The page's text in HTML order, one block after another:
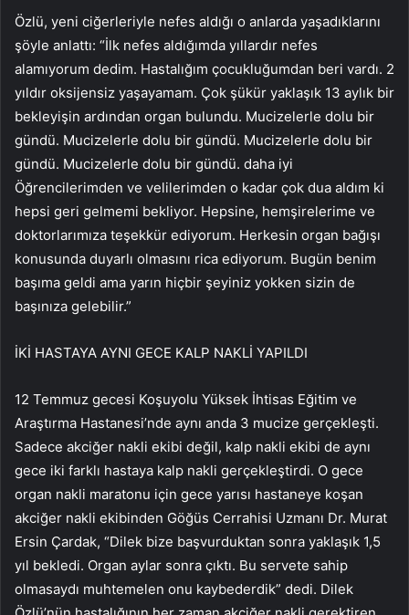
Özlü, yeni ciğerleriyle nefes aldığı o anlarda yaşadıklarını
şöyle anlattı: “İlk nefes aldığımda yıllardır nefes
alamıyorum dedim. Hastalığım çocukluğumdan beri vardı. 2
yıldır oksijensiz yaşayamam. Çok şükür yaklaşık 13 aylık bir
bekleyişin ardından organ bulundu. Mucizelerle dolu bir
gündü. Mucizelerle dolu bir gündü. Mucizelerle dolu bir
gündü. Mucizelerle dolu bir gündü. daha iyi
Öğrencilerimden ve velilerimden o kadar çok dua aldım ki
hepsi geri gelmemi bekliyor. Hepsine, hemşirelerime ve
doktorlarımıza teşekkür ediyorum. Herkesin organ bağışı
konusunda duyarlı olmasını rica ediyorum. Bugün benim
başıma geldi ama yarın hiçbir şeyiniz yokken sizin de
başınıza gelebilir.”
İKİ HASTAYA AYNI GECE KALP NAKLİ YAPILDI
12 Temmuz gecesi Koşuyolu Yüksek İhtisas Eğitim ve
Araştırma Hastanesi’nde aynı anda 3 mucize gerçekleşti.
Sadece akciğer nakli ekibi değil, kalp nakli ekibi de aynı
gece iki farklı hastaya kalp nakli gerçekleştirdi. O gece
organ nakli maratonu için gece yarısı hastaneye koşan
akciğer nakli ekibinden Göğüs Cerrahisi Uzmanı Dr. Murat
Ersin Çardak, “Dilek bize başvurduktan sonra yaklaşık 1,5
yıl bekledi. Organ aylar sonra çıktı. Bu servete sahip
olmasaydı muhtemelen onu kaybederdik” dedi. Dilek